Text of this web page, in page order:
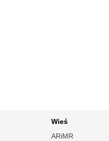
Wieś
ARiMR